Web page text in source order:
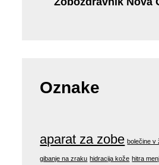
Oznake
aparat za zobe bolečine v
gibanje na zraku hidracija kože hitra